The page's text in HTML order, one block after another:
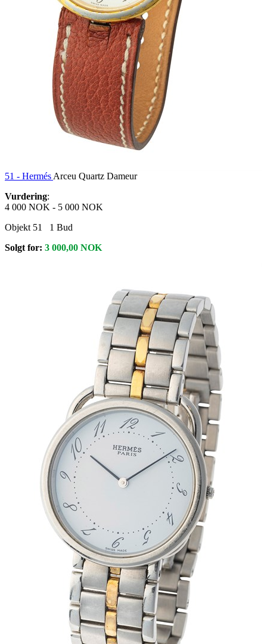
51 - Hermés Arceu Quartz Dameur
Vurdering:
4 000 NOK - 5 000 NOK
Objekt 51
1 Bud
Solgt for: 3 000,00 NOK